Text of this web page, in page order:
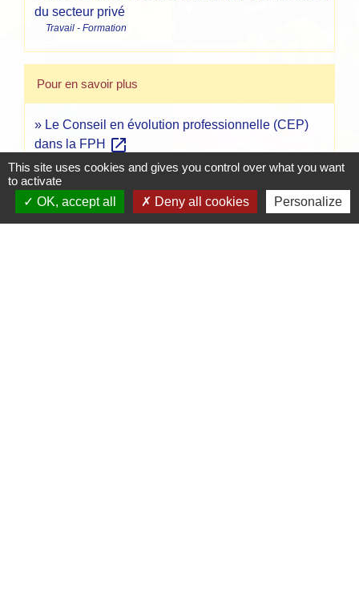
du secteur privé
Travail - Formation
Pour en savoir plus
Le Conseil en évolution professionnelle (CEP)
dans la FPH open_in_new
Association nationale pour la formation du personnel hospitalier
(ANFH)
Le conseiller en mobilité-carrièreopen_in_new
Direction générale de l'administration et de la fonction publique
(DGAFP)
This site uses cookies and gives you control over what you want
to activate
OK, accept all
Deny all cookies Personalize